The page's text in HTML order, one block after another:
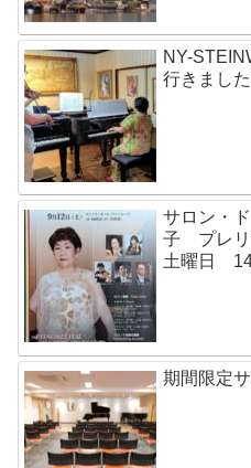
NY-
行きました
サロン・
子 プレリ
土曜日
期間限定